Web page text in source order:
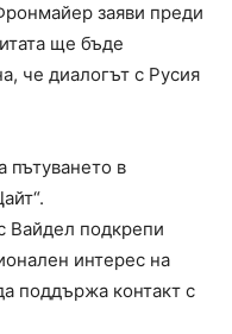
заяви преди
ще бъде
че диалогът с Русия
пътуването в
Вайдел подкрепи
интерес на
поддържа контакт с